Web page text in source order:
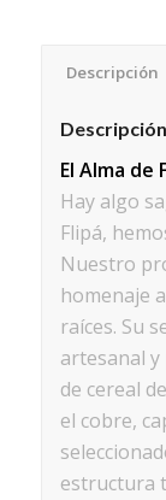
Descripción
Descripción
El Alma de
Hay algo
Flipá,
Nuestro
homenaje
raíces. Su
artesanal y
de cereal
el cobre,
estructura